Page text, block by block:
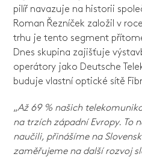
pilíř navazuje na historii
Roman Řezníček založil v
trhu je tento segment
Dnes skupina zajišťuje
operátory jako Deutsche
buduje vlastní optické sítě
„Až 69 % našich
na trzích západní Evropy. To
naučili, přinášíme na
zaměřujeme na další rozvoj